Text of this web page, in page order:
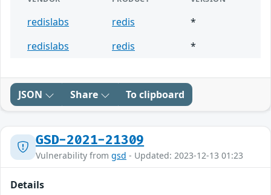
redislabs redis
*
redislabs
redis *
JSON Share To clipboard
GSD-2021-21309
Vulnerability from gsd - Updated: 2023-12-13 01:23
Details